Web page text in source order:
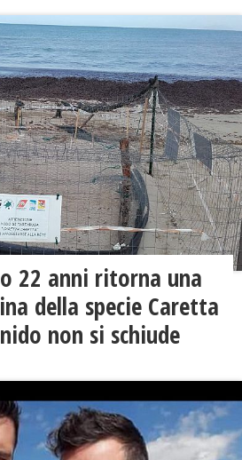
22 anni ritorna una
della specie Caretta
non si schiude